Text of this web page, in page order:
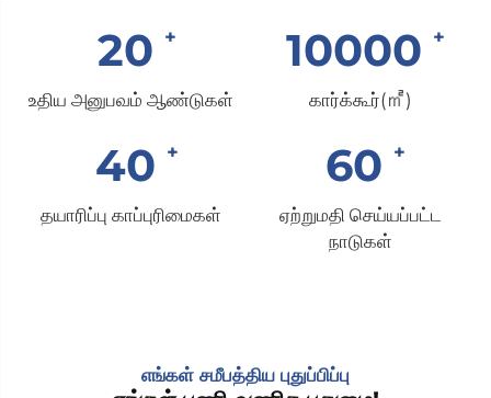
20
உதிய அனுபவம் ஆண்டுகள்
10000
கார்க்கூர்(㎡)
40
தயாரிப்பு காப்புரிமைகள்
60
ஏற்றுமதி செய்யப்பட்ட
நாடுகள்
எங்கள் சமீபத்திய புதுப்பிப்பு